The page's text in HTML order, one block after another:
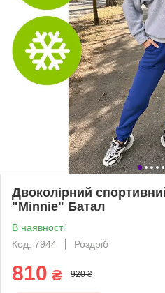
Двоколірний
"Minnie" Батал
В наявності
Код: 7944
Роздріб
810 ₴ 920 ₴